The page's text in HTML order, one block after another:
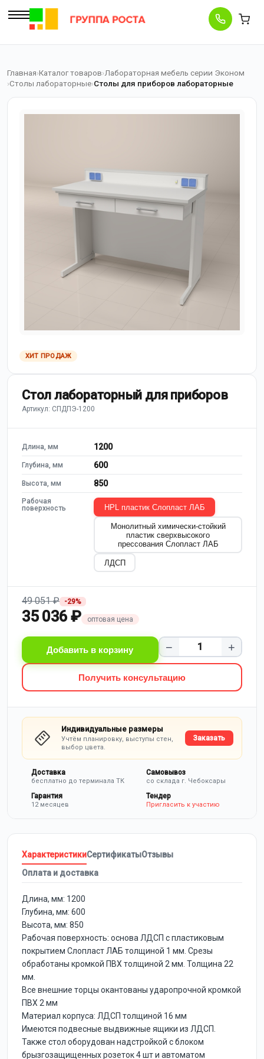
Главная Каталог товаров Лабораторная мебель серии Эконом
Столы лабораторные Столы для приборов лабораторные
ХИТ ПРОДАЖ
Стол лабораторный для приборов
Артикул: СПДПЭ-1200
Длина, мм 1200
Глубина, мм 600
Высота, мм 850
Рабочая
поверхность
HPL пластик Слопласт ЛАБ
Монолитный химически-стойкий
пластик сверхвысокого
прессования Слопласт ЛАБ
ЛДСП
49 051 ₽ -29%
35 036 ₽ оптовая цена
Добавить в корзину − +
Получить консультацию
Индивидуальные размеры
Учтём планировку, выступы стен,
выбор цвета.
Заказать
Доставка
бесплатно до терминала ТК
Самовывоз
со склада г. Чебоксары
Гарантия
12 месяцев
Тендер
Пригласить к участию
ХарактеристикиСертификатыОтзывы
Оплата и доставка
Длина, мм: 1200
Глубина, мм: 600
Высота, мм: 850
Рабочая поверхность: основа ЛДСП с пластиковым
покрытием Слопласт ЛАБ толщиной 1 мм. Срезы
обработаны кромкой ПВХ толщиной 2 мм. Толщина 22
мм.
Все внешние торцы окантованы ударопрочной кромкой
ПВХ 2 мм
Материал корпуса: ЛДСП толщиной 16 мм
Имеются подвесные выдвижные ящики из ЛДСП.
Также стол оборудован надстройкой с блоком
брызгозащищенных розеток 4 шт и автоматом